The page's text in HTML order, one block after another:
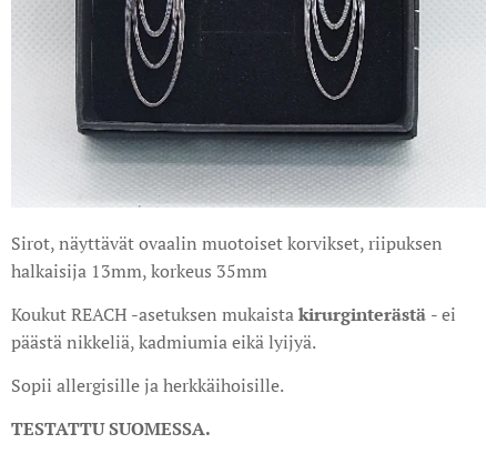
Sirot, näyttävät ovaalin muotoiset korvikset, riipuksen
halkaisija 13mm, korkeus 35mm
Koukut REACH -asetuksen mukaistakirurginterästä - ei
päästä nikkeliä, kadmiumia eikä lyijyä.
Sopii allergisille ja herkkäihoisille.
TESTATTU SUOMESSA.